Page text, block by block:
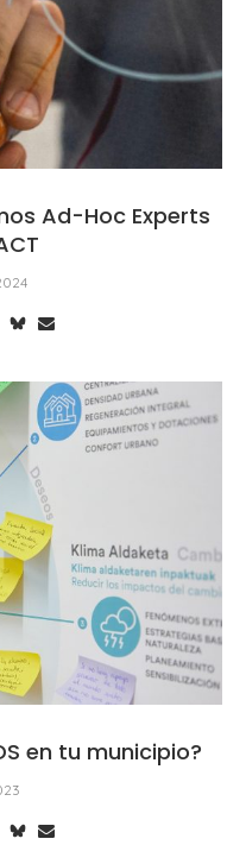
Ad-Hoc Experts
en tu municipio?